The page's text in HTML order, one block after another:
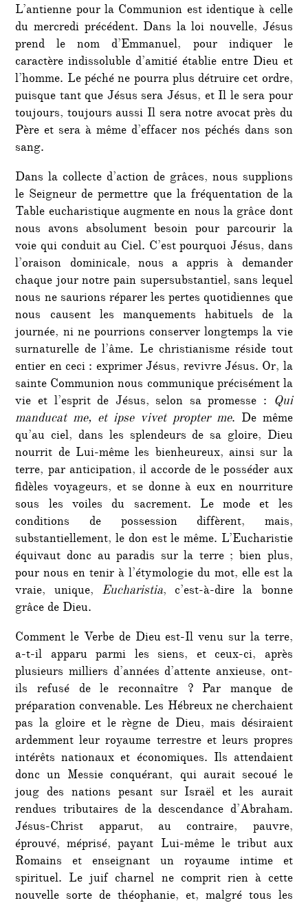
L’antienne pour la Communion est identique à celle
du mercredi précédent. Dans la loi nouvelle, Jésus
prend le nom d’Emmanuel, pour indiquer le
caractère indissoluble d’amitié établie entre Dieu et
l’homme. Le péché ne pourra plus détruire cet ordre,
puisque tant que Jésus sera Jésus, et Il le sera pour
toujours, toujours aussi Il sera notre avocat près du
Père et sera à même d’effacer nos péchés dans son
sang.
Dans la collecte d’action de grâces, nous supplions
le Seigneur de permettre que la fréquentation de la
Table eucharistique augmente en nous la grâce dont
nous avons absolument besoin pour parcourir la
voie qui conduit au Ciel. C’est pourquoi Jésus, dans
l’oraison dominicale, nous a appris à demander
chaque jour notre pain supersubstantiel, sans lequel
nous ne saurions réparer les pertes quotidiennes que
nous causent les manquements habituels de la
journée, ni ne pourrions conserver longtemps la vie
surnaturelle de l’âme. Le christianisme réside tout
entier en ceci : exprimer Jésus, revivre Jésus. Or, la
sainte Communion nous communique précisément la
vie et l’esprit de Jésus, selon sa promesse : Qui
manducat me, et ipse vivet propter me. De même
qu’au ciel, dans les splendeurs de sa gloire, Dieu
nourrit de Lui-même les bienheureux, ainsi sur la
terre, par anticipation, il accorde de le posséder aux
fidèles voyageurs, et se donne à eux en nourriture
sous les voiles du sacrement. Le mode et les
conditions de possession diffèrent, mais,
substantiellement, le don est le même. L’Eucharistie
équivaut donc au paradis sur la terre ; bien plus,
pour nous en tenir à l’étymologie du mot, elle est la
vraie, unique, Eucharistia, c’est-à-dire la bonne
grâce de Dieu.
Comment le Verbe de Dieu est-Il venu sur la terre,
a-t-il apparu parmi les siens, et ceux-ci, après
plusieurs milliers d’années d’attente anxieuse, ont-
ils refusé de le reconnaître ? Par manque de
préparation convenable. Les Hébreux ne cherchaient
pas la gloire et le règne de Dieu, mais désiraient
ardemment leur royaume terrestre et leurs propres
intérêts nationaux et économiques. Ils attendaient
donc un Messie conquérant, qui aurait secoué le
joug des nations pesant sur Israël et les aurait
rendues tributaires de la descendance d’Abraham.
Jésus-Christ apparut, au contraire, pauvre,
éprouvé, méprisé, payant Lui-même le tribut aux
Romains et enseignant un royaume intime et
spirituel. Le juif charnel ne comprit rien à cette
nouvelle sorte de théophanie, et, malgré tous les